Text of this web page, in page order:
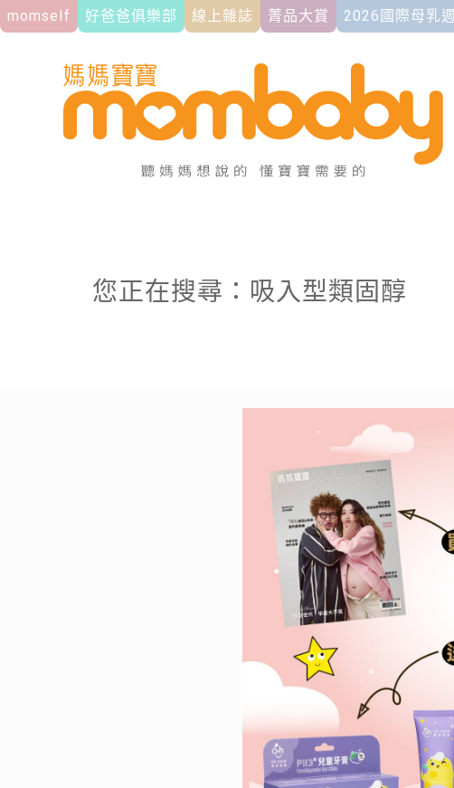
momself 好爸爸俱樂部 線上雜誌 菁品大賞 2026國際母乳週
您正在搜尋：吸入型類固醇